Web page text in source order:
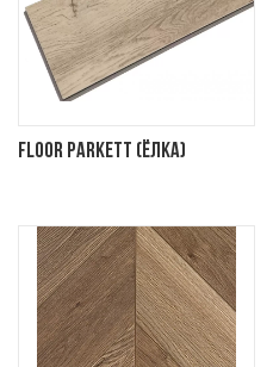
Floor Parkett (Ёлка)